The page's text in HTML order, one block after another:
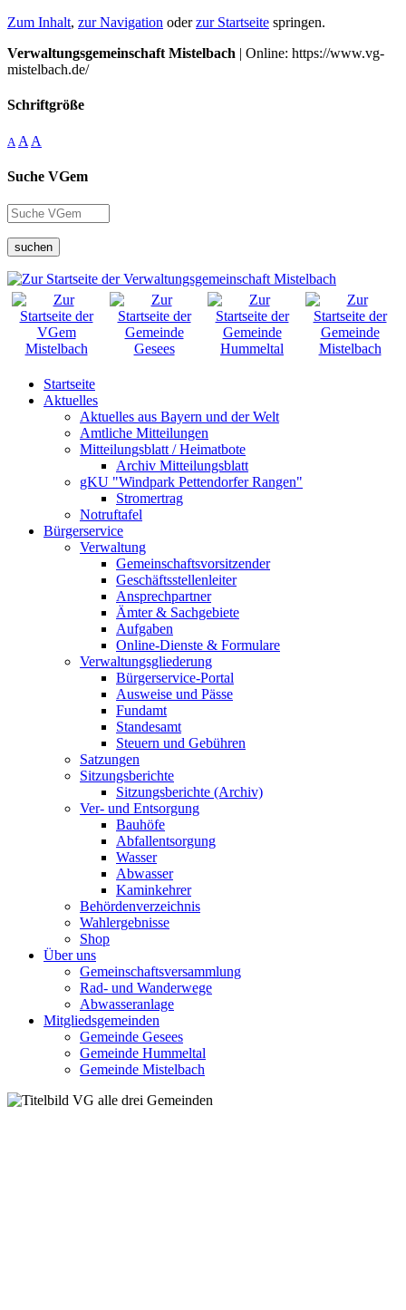
Zum Inhalt, zur Navigation oderzur Startseite springen.
Verwaltungsgemeinschaft Mistelbach | Online: https://www.vg-
mistelbach.de/
Schriftgröße
A A A
Suche VGem
suchen
Startseite
Aktuelles
Aktuelles aus Bayern und der Welt
Amtliche Mitteilungen
Mitteilungsblatt / Heimatbote
Archiv Mitteilungsblatt
gKU "Windpark Pettendorfer Rangen"
Stromertrag
Notruftafel
Bürgerservice
Verwaltung
Gemeinschaftsvorsitzender
Geschäftsstellenleiter
Ansprechpartner
Ämter & Sachgebiete
Aufgaben
Online-Dienste & Formulare
Verwaltungsgliederung
Bürgerservice-Portal
Ausweise und Pässe
Fundamt
Standesamt
Steuern und Gebühren
Satzungen
Sitzungsberichte
Sitzungsberichte (Archiv)
Ver- und Entsorgung
Bauhöfe
Abfallentsorgung
Wasser
Abwasser
Kaminkehrer
Behördenverzeichnis
Wahlergebnisse
Shop
Über uns
Gemeinschaftsversammlung
Rad- und Wanderwege
Abwasseranlage
Mitgliedsgemeinden
Gemeinde Gesees
Gemeinde Hummeltal
Gemeinde Mistelbach